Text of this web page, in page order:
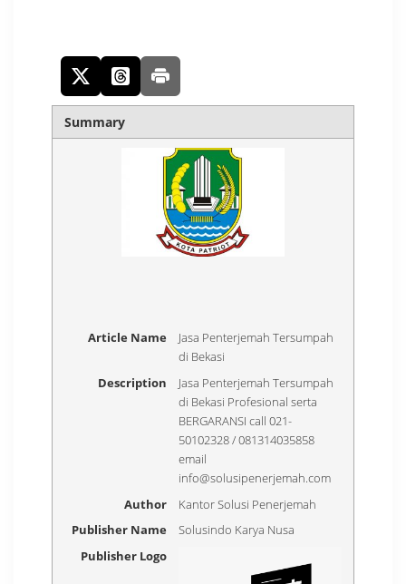
Summary
Article Name
Jasa Penterjemah Tersumpah
di Bekasi
Description
Jasa Penterjemah Tersumpah
di Bekasi Profesional serta
BERGARANSI call 021-
50102328 / 081314035858
email
info@solusipenerjemah.com
Author
Kantor Solusi Penerjemah
Publisher Name
Solusindo Karya Nusa
Publisher Logo